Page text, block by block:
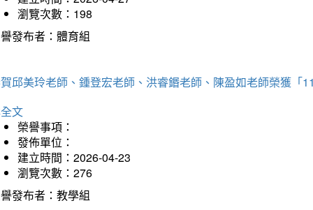
瀏覽次數：198
發布者：體育組
邱美玲老師、鍾登宏老師、洪睿鍲老師、陳盈如老師榮獲「
文
榮譽事項：
發佈單位：
建立時間：2026-04-23
瀏覽次數：276
發布者：教學組